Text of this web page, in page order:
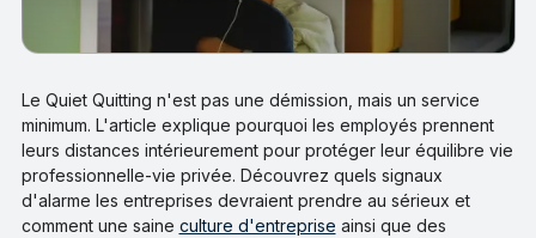
Le Quiet Quitting n'est pas une démission, mais un service
minimum. L'article explique pourquoi les employés prennent
leurs distances intérieurement pour protéger leur équilibre vie
professionnelle-vie privée. Découvrez quels signaux
d'alarme les entreprises devraient prendre au sérieux et
comment une saine culture d'entreprise ainsi que des